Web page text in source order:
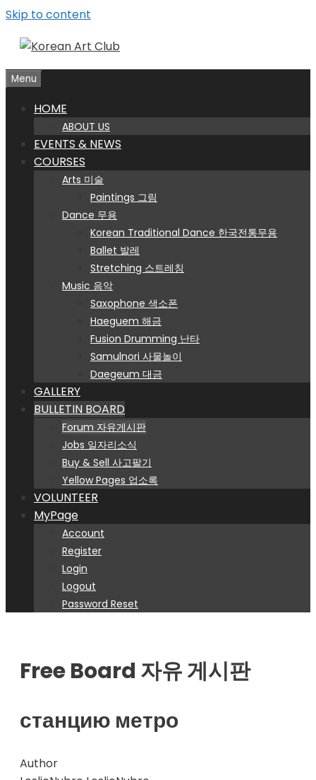
Skip to content
Menu
HOME
ABOUT US
EVENTS & NEWS
COURSES
Arts 미술
Paintings 그림
Dance 무용
Korean Traditional Dance 한국전통무용
Ballet 발레
Stretching 스트레칭
Music 음악
Saxophone 색소폰
Haeguem 해금
Fusion Drumming 난타
Samulnori 사물놀이
Daegeum 대금
GALLERY
BULLETIN BOARD
Forum 자유게시판
Jobs 일자리소식
Buy & Sell 사고팔기
Yellow Pages 업소록
VOLUNTEER
MyPage
Account
Register
Login
Logout
Password Reset
Free Board 자유 게시판
станцию метро
Author